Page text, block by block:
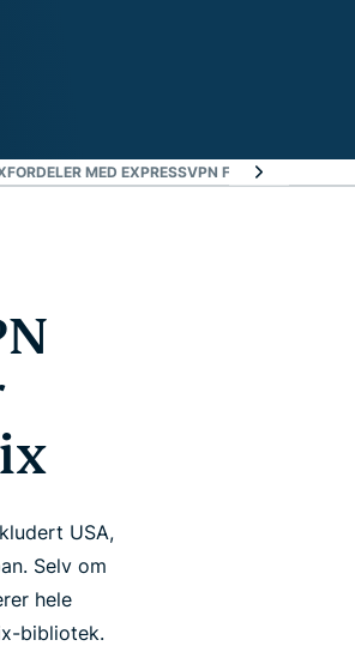
FORDELER MED EXPRESSVPN FOR NETFLIX
USA,
Selv om
hele
bibliotek.